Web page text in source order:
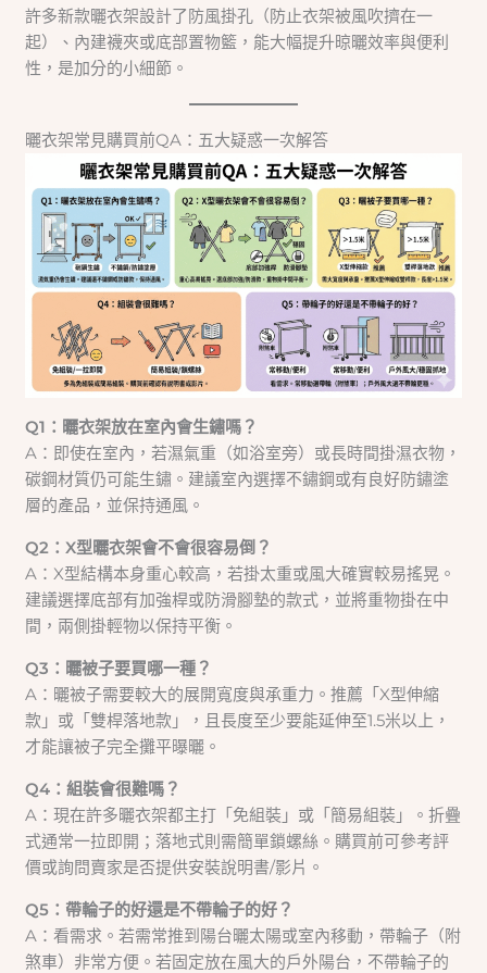
許多新款曬衣架設計了防風掛孔（防止衣架被風吹擠在一
起）、內建襪夾或底部置物籃，能大幅提升晾曬效率與便利
性，是加分的小細節。
曬衣架常見購買前QA：五大疑惑一次解答
Q1：曬衣架放在室內會生鏽嗎？
A：即使在室內，若濕氣重（如浴室旁）或長時間掛濕衣物，
碳鋼材質仍可能生鏽。建議室內選擇不鏽鋼或有良好防鏽塗
層的產品，並保持通風。
Q2：X型曬衣架會不會很容易倒？
A：X型結構本身重心較高，若掛太重或風大確實較易搖晃。
建議選擇底部有加強桿或防滑腳墊的款式，並將重物掛在中
間，兩側掛輕物以保持平衡。
Q3：曬被子要買哪一種？
A：曬被子需要較大的展開寬度與承重力。推薦「X型伸縮
款」或「雙桿落地款」，且長度至少要能延伸至1.5米以上，
才能讓被子完全攤平曝曬。
Q4：組裝會很難嗎？
A：現在許多曬衣架都主打「免組裝」或「簡易組裝」。折疊
式通常一拉即開；落地式則需簡單鎖螺絲。購買前可參考評
價或詢問賣家是否提供安裝說明書/影片。
Q5：帶輪子的好還是不帶輪子的好？
A：看需求。若需常推到陽台曬太陽或室內移動，帶輪子（附
煞車）非常方便。若固定放在風大的戶外陽台，不帶輪子的